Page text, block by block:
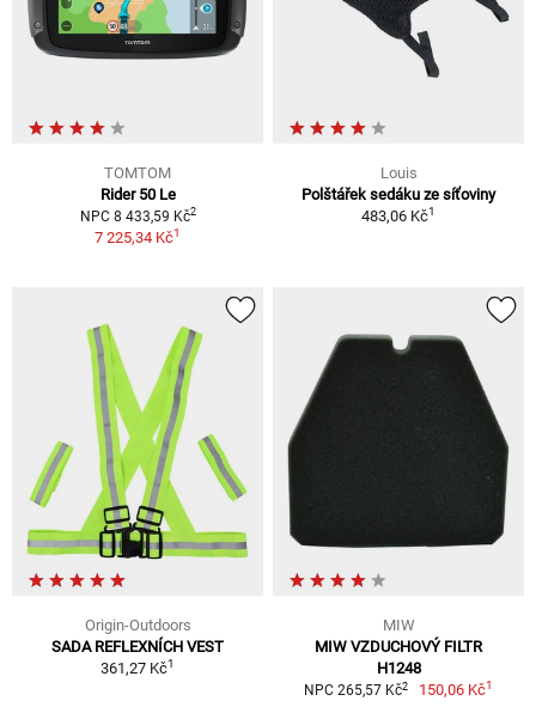
TOMTOM
Rider 50 Le
NPC 8 433,59 Kč2
7 225,34 Kč1
Louis
Polštářek sedáku ze síťoviny
483,06 Kč1
Origin-Outdoors
SADA REFLEXNÍCH VEST
361,27 Kč1
MIW
MIW VZDUCHOVÝ FILTR
H1248
NPC 265,57 Kč2 150,06 Kč1